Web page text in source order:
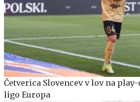
Četverica Slovencev v lov na
ligo Europa